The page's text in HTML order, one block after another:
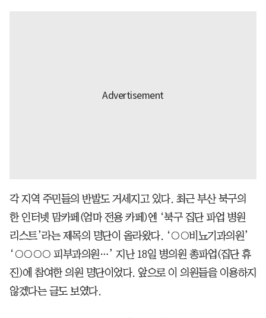
각 지역 주민들의 반발도 거세지고 있다. 최근 부산 북구의
한 인터넷 맘카페(엄마 전용 카페)엔 ‘북구 집단 파업 병원
리스트’라는 제목의 명단이 올라왔다. ‘○○비뇨기과의원’
‘○○○○ 피부과의원…’ 지난 18일 병의원 총파업(집단 휴
진)에 참여한 의원 명단이었다. 앞으로 이 의원들을 이용하지
않겠다는 글도 보였다.